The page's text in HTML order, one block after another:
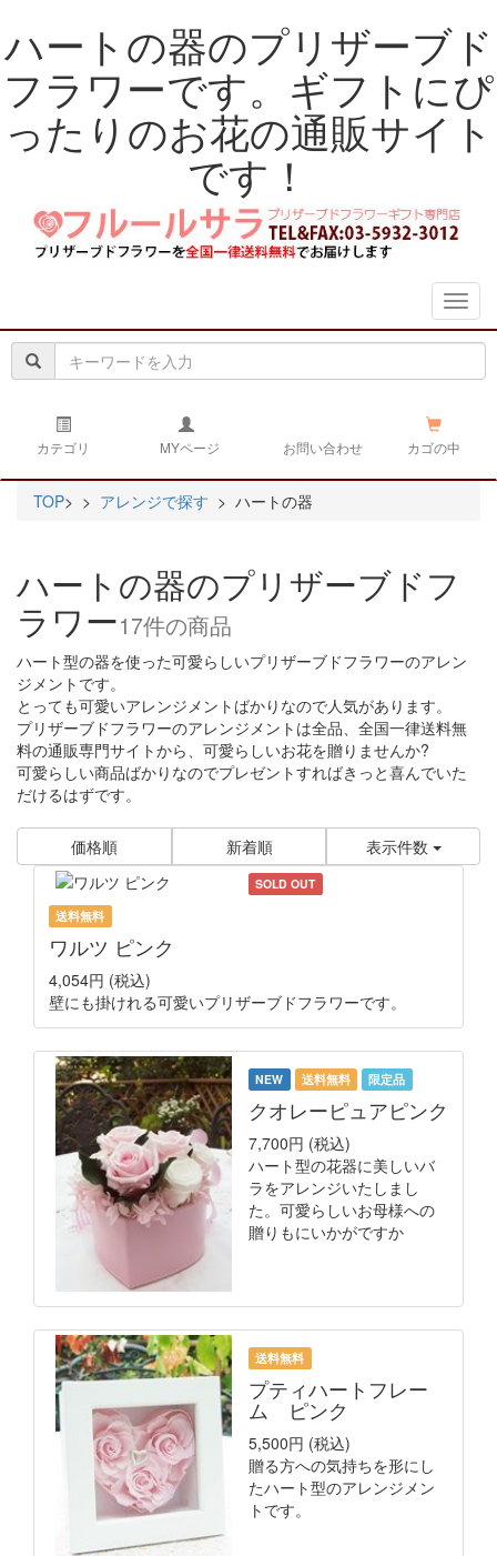
ハートの器のプリザーブド
フラワーです。ギフトにぴ
ったりのお花の通販サイト
です！
カテゴリ MYページ お問い合わせ カゴの中
TOP> > アレンジで探す > ハートの器
ハートの器のプリザーブドフ
ラワー17件の商品
ハート型の器を使った可愛らしいプリザーブドフラワーのアレン
ジメントです。
とっても可愛いアレンジメントばかりなので人気があります。
プリザーブドフラワーのアレンジメントは全品、全国一律送料無
料の通販専門サイトから、可愛らしいお花を贈りませんか?
可愛らしい商品ばかりなのでプレゼントすればきっと喜んでいた
だけるはずです。
価格順 新着順 表示件数
SOLD OUT
送料無料
ワルツ ピンク
4,054円 (税込)
壁にも掛けれる可愛いプリザーブドフラワーです。
NEW 送料無料 限定品
クオレーピュアピンク
7,700円 (税込)
ハート型の花器に美しいバ
ラをアレンジいたしまし
た。可愛らしいお母様への
贈りもにいかがですか
送料無料
プティハートフレー
ム ピンク
5,500円 (税込)
贈る方への気持ちを形にし
たハート型のアレンジメン
トです。